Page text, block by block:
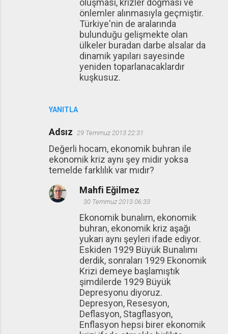
YANITLA
oluşması, krizler doğması ve
önlemler alınmasıyla geçmiştir.
Türkiye'nin de aralarında
bulunduğu gelişmekte olan
ülkeler buradan darbe alsalar da
dinamik yapıları sayesinde
yeniden toparlanacaklardır
kuşkusuz.
Adsız 29 Temmuz 2013 22:31
Değerli hocam, ekonomik buhran ile
ekonomik kriz aynı şey midir yoksa
temelde farklılık var mıdır?
Mahfi Eğilmez
30 Temmuz 2013 06:33
Ekonomik bunalım, ekonomik
buhran, ekonomik kriz aşağı
yukarı aynı şeyleri ifade ediyor.
Eskiden 1929 Büyük Bunalımı
derdik, sonraları 1929 Ekonomik
Krizi demeye başlamıştık
şimdilerde 1929 Büyük
Depresyonu diyoruz.
Depresyon, Resesyon,
Deflasyon, Stagflasyon,
Enflasyon hepsi birer ekonomik